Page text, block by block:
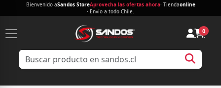
Bienvenido aSandos StoreAprovecha las ofertas ahora· Tiendaonline
· Envío a todo Chile.
0